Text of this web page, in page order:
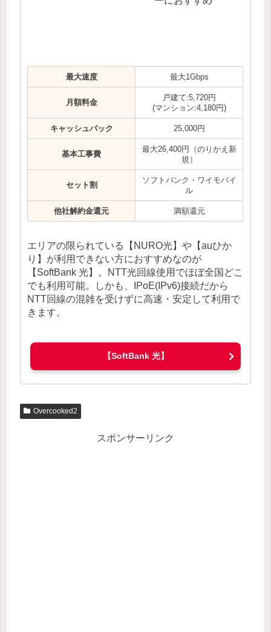
最大速度 最大1Gbps
月額料金
戸建て:5,720円
(マンション:4,180円)
キャッシュバック 25,000円
基本工事費
最大26,400円（のりかえ新
規）
セット割
ソフトバンク・ワイモバイ
ル
他社解約金還元 満額還元
エリアの限られている【NURO光】や【auひか
り】が利用できない方におすすめなのが
【SoftBank 光】。NTT光回線使用でほぼ全国どこ
でも利用可能。しかも、IPoE(IPv6)接続だから
NTT回線の混雑を受けずに高速・安定して利用で
きます。
【SoftBank 光】
Overcooked2
スポンサーリンク